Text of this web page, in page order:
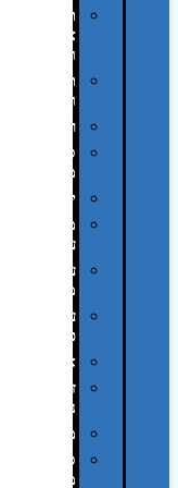
תיקי
ומכתביות
תערוכות
וכנסים
רמקולים
סוכריות
ממותגות
יודאיקה
מארזי
עטים
עטי
מתכת
עטי
פלסטיק
אוזניות
זכרונות
ניידים
מפצלים
סביבת
מחשב